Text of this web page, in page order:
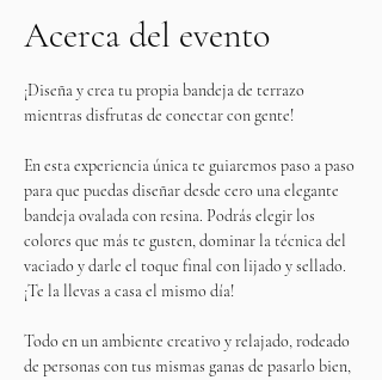
Acerca del evento
¡Diseña y crea tu propia bandeja de terrazo
mientras disfrutas de conectar con gente!
En esta experiencia única te guiaremos paso a paso
para que puedas diseñar desde cero una elegante
bandeja ovalada con resina. Podrás elegir los
colores que más te gusten, dominar la técnica del
vaciado y darle el toque final con lijado y sellado.
¡Te la llevas a casa el mismo día!
Todo en un ambiente creativo y relajado, rodeado
de personas con tus mismas ganas de pasarlo bien,